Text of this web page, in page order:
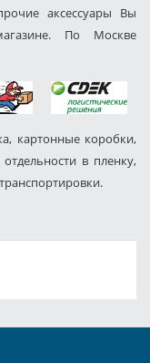
аксессуары Вы
По Москве
картонные коробки,
в пленку,